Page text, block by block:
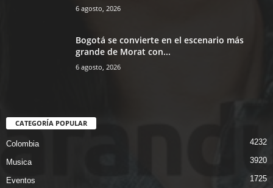
6 agosto, 2026
Bogotá se convierte en el escenario más
grande de Morat con...
6 agosto, 2026
CATEGORÍA POPULAR
Colombia 4232
Musica 3920
Eventos 1725